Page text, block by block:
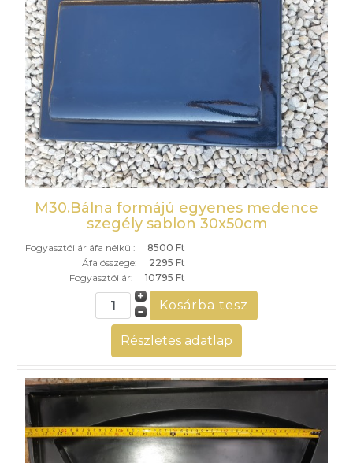
M30.Bálna formájú egyenes medence
szegély sablon 30x50cm
Fogyasztói ár áfa nélkül:
8500 Ft
Áfa összege:
2295 Ft
Fogyasztói ár:
10795 Ft
Részletes adatlap